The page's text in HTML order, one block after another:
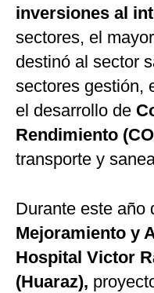
inversiones al
sectores, el
destinó al sector
sectores gestión,
el desarrollo de
Rendimiento
transporte y
Durante este año
Mejoramiento y
Hospital Victor
(Huaraz),